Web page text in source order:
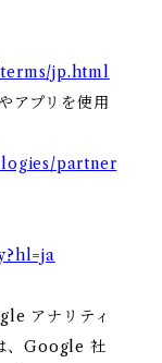
jp.html
アプリを使用
partner
アナリティ
、Google 社